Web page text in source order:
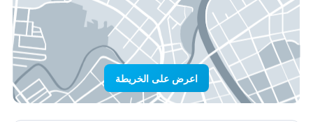
اعرض على الخريطة